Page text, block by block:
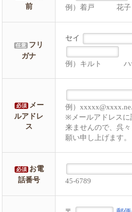
前
例）着戸 花子
任意 フリ
ガナ
セイ
例）キルト ハ
必須
メー
ルアドレ
ス
例）
※メールアドレスに
来ませんので、呉
願い申し上げます。
必須
お電
話番号
45-6789